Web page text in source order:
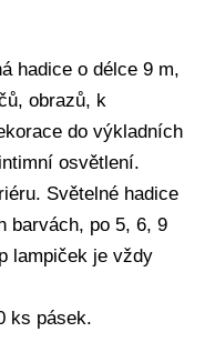
hadice o délce 9 m,
obrazů, k
do výkladních
osvětlení.
Světelné hadice
barvách, po 5, 6, 9
lampiček je vždy
ks pásek.